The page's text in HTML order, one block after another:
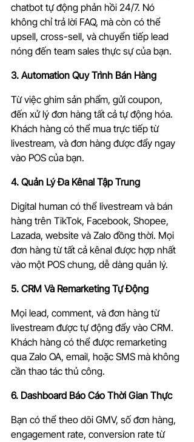
chatbot tự động phản hồi 24/7. Nó
không chỉ trả lời FAQ, mà còn có thể
upsell, cross-sell, và chuyển tiếp lead
nóng đến team sales thực sự của bạn.
3. Automation Quy Trình Bán Hàng
Từ việc ghim sản phẩm, gửi coupon,
đến xử lý đơn hàng tất cả tự động hóa.
Khách hàng có thể mua trực tiếp từ
livestream, và đơn hàng được đẩy ngay
vào POS của bạn.
4. Quản Lý Đa Kênal Tập Trung
Digital human có thể livestream và bán
hàng trên TikTok, Facebook, Shopee,
Lazada, website và Zalo đồng thời. Mọi
đơn hàng từ tất cả kênal được hợp nhất
vào một POS chung, dễ dàng quản lý.
5. CRM Và Remarketing Tự Động
Mọi lead, comment, và đơn hàng từ
livestream được tự động đẩy vào CRM.
Khách hàng có thể được remarketing
qua Zalo OA, email, hoặc SMS mà không
cần thao tác thủ công.
6. Dashboard Báo Cáo Thời Gian Thực
Bạn có thể theo dõi GMV, số đơn hàng,
engagement rate, conversion rate từ